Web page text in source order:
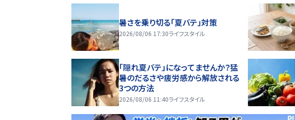
暑さを乗り切る「夏バテ」対策
2026/08/06 17:30ライフスタイル
「隠れ夏バテ」になってませんか？猛
暑のだるさや疲労感から解放される
3つの方法
2026/08/06 11:40ライフスタイル